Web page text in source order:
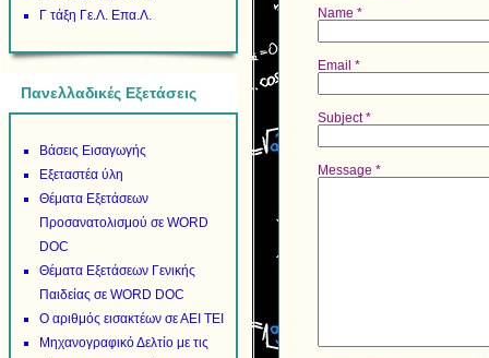
Γ τάξη Γε.Λ. Επα.Λ.
Πανελλαδικές Εξετάσεις
Βάσεις Εισαγωγής
Εξεταστέα ύλη
Θέματα Εξετάσεων
Προσανατολισμού σε WORD
DOC
Θέματα Εξετάσεων Γενικής
Παιδείας σε WORD DOC
Ο αριθμός εισακτέων σε ΑΕΙ ΤΕΙ
Μηχανογραφικό Δελτίο με τις
Name *
Email *
Subject*
Message *